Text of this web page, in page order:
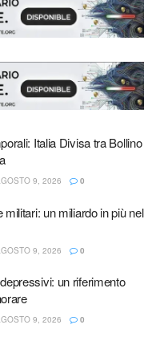
Italia Divisa tra Bollino
9, 2026 0
un miliardo in più nel
9, 2026 0
un riferimento
9, 2026 0